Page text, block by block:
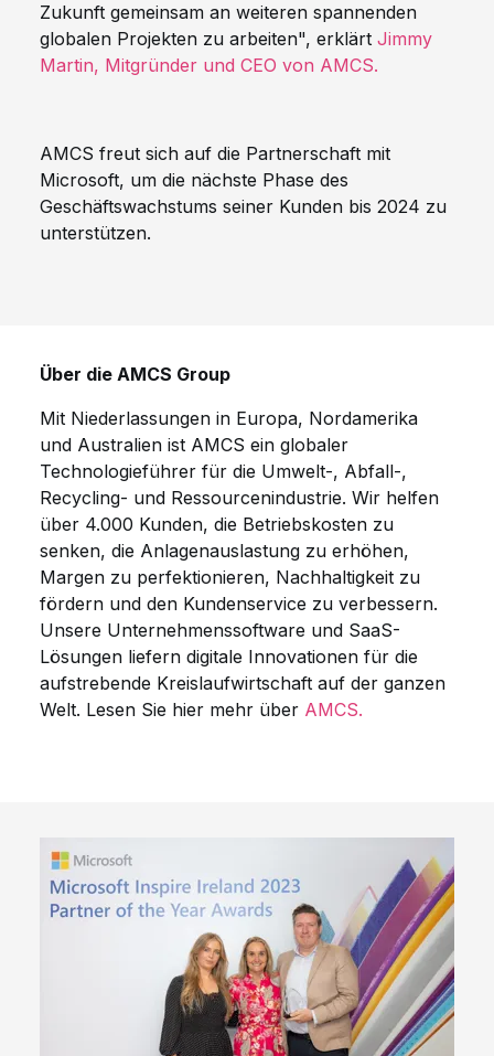
Zukunft gemeinsam an weiteren spannenden
globalen Projekten zu arbeiten", erklärt Jimmy
Martin, Mitgründer und CEO von AMCS.
AMCS freut sich auf die Partnerschaft mit
Microsoft, um die nächste Phase des
Geschäftswachstums seiner Kunden bis 2024 zu
unterstützen.
Über die AMCS Group
Mit Niederlassungen in Europa, Nordamerika
und Australien ist AMCS ein globaler
Technologieführer für die Umwelt-, Abfall-,
Recycling- und Ressourcenindustrie. Wir helfen
über 4.000 Kunden, die Betriebskosten zu
senken, die Anlagenauslastung zu erhöhen,
Margen zu perfektionieren, Nachhaltigkeit zu
fördern und den Kundenservice zu verbessern.
Unsere Unternehmenssoftware und SaaS-
Lösungen liefern digitale Innovationen für die
aufstrebende Kreislaufwirtschaft auf der ganzen
Welt. Lesen Sie hier mehr über AMCS.